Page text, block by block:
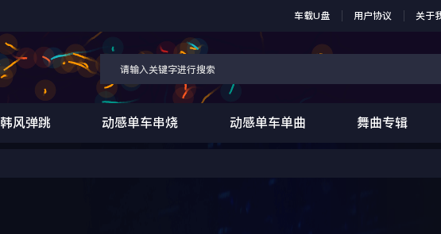
车载U盘 用户协议 关于
韩风弹跳 动感单车串烧 动感单车单曲 舞曲专辑